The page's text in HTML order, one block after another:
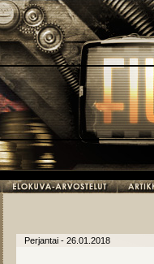
Perjantai - 26.01.2018